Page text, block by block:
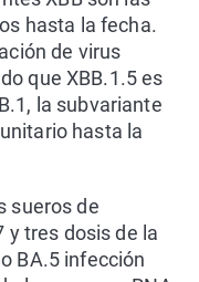
hasta la fecha.
de virus
que XBB.1.5 es
la subvariante
hasta la
sueros de
y tres dosis de la
BA.5 infección